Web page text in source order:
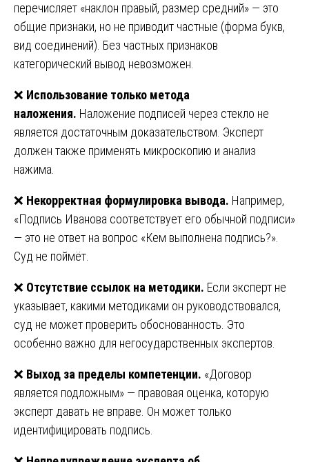
перечисляет «наклон правый, размер средний» — это
общие признаки, но не приводит частные (форма букв,
вид соединений). Без частных признаков
категорический вывод невозможен.
❌ Использование только метода
наложения. Наложение подписей через стекло не
является достаточным доказательством. Эксперт
должен также применять микроскопию и анализ
нажима.
❌ Некорректная формулировка вывода. Например,
«Подпись Иванова соответствует его обычной подписи»
— это не ответ на вопрос «Кем выполнена подпись?».
Суд не поймёт.
❌ Отсутствие ссылок на методики. Если эксперт не
указывает, какими методиками он руководствовался,
суд не может проверить обоснованность. Это
особенно важно для негосударственных экспертов.
❌ Выход за пределы компетенции. «Договор
является подложным» — правовая оценка, которую
эксперт давать не вправе. Он может только
идентифицировать подпись.